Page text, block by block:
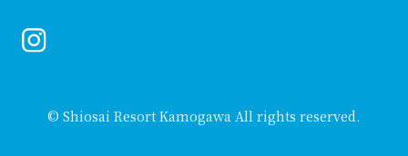
© Shiosai Resort Kamogawa All rights reserved.